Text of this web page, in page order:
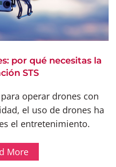
por qué necesitas la
STS
operar drones con
el uso de drones ha
el entretenimiento.
More